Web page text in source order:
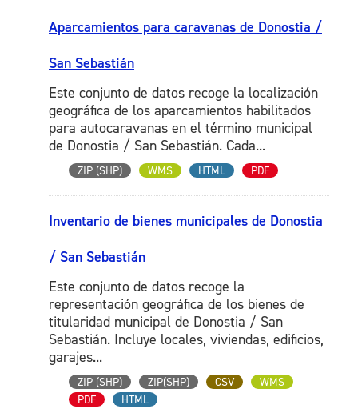
Aparcamientos para caravanas de Donostia /
San Sebastián
Este conjunto de datos recoge la localización
geográfica de los aparcamientos habilitados
para autocaravanas en el término municipal
de Donostia / San Sebastián. Cada...
ZIP (SHP) WMS HTML PDF
Inventario de bienes municipales de Donostia
/ San Sebastián
Este conjunto de datos recoge la
representación geográfica de los bienes de
titularidad municipal de Donostia / San
Sebastián. Incluye locales, viviendas, edificios,
garajes...
ZIP (SHP) ZIP(SHP) CSV
WMS
PDF
HTML